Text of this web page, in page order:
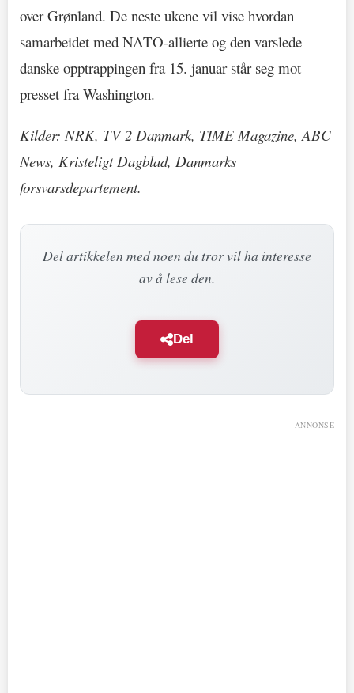
over Grønland. De neste ukene vil vise hvordan
samarbeidet med NATO-allierte og den varslede
danske opptrappingen fra 15. januar står seg mot
presset fra Washington.
Kilder: NRK, TV 2 Danmark, TIME Magazine, ABC
News, Kristeligt Dagblad, Danmarks
forsvarsdepartement.
Del artikkelen med noen du tror vil ha interesse
av å lese den.
Del
ANNONSE